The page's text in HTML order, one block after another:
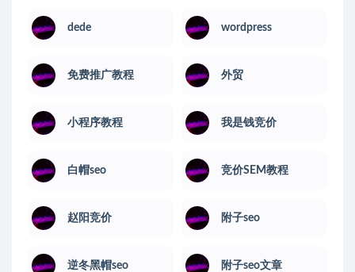
dede wordpress
免费推广教程 外贸
小程序教程 我是钱竞价
白帽seo 竞价SEM教程
赵阳竞价 附子seo
逆冬黑帽seo 附子seo文章